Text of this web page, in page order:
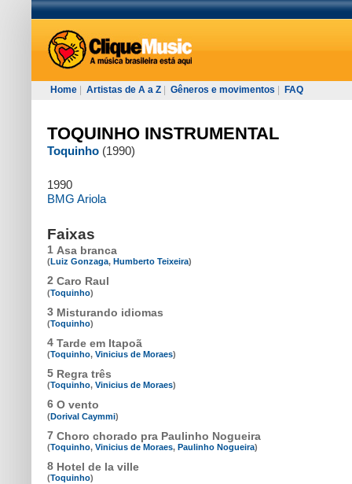
Home Artistas de A a Z Gêneros e movimentos FAQ
TOQUINHO INSTRUMENTAL
Toquinho (1990)
1990
BMG Ariola
Faixas
1 Asa branca
(Luiz Gonzaga, Humberto Teixeira)
2 Caro Raul
(Toquinho)
3 Misturando idiomas
(Toquinho)
4 Tarde em Itapoã
(Toquinho, Vinicius de Moraes)
5 Regra três
(Toquinho, Vinicius de Moraes)
6 O vento
(Dorival Caymmi)
7 Choro chorado pra Paulinho Nogueira
(Toquinho, Vinicius de Moraes, Paulinho Nogueira)
8 Hotel de la ville
(Toquinho)